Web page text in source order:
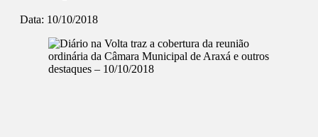
Data: 10/10/2018